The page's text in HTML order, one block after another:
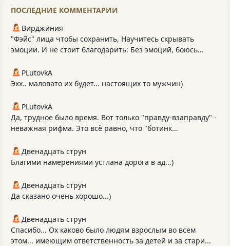
ПОСЛЕДНИЕ КОММЕНТАРИИ
Вирджиния
"Фэйс" лица чтобы сохранить, Научитесь скрывать
эмоции. И не стоит благодарить: Без эмоций, боюсь...
PLutоvkА
Эхх.. маловато их будет... настоящих то мужчин)
PLutоvkА
Да, трудное было время. Вот только "правду-взаправду" -
неважная рифма. Это всё равно, что "ботинк...
Двенадцать струн
Благими намерениями устлана дорога в ад...)
Двенадцать струн
Да сказано очень хорошо...)
Двенадцать струн
Спасибо... Ох каково было людям взрослым во всем
этом... имеющим ответственность за детей и за стари...